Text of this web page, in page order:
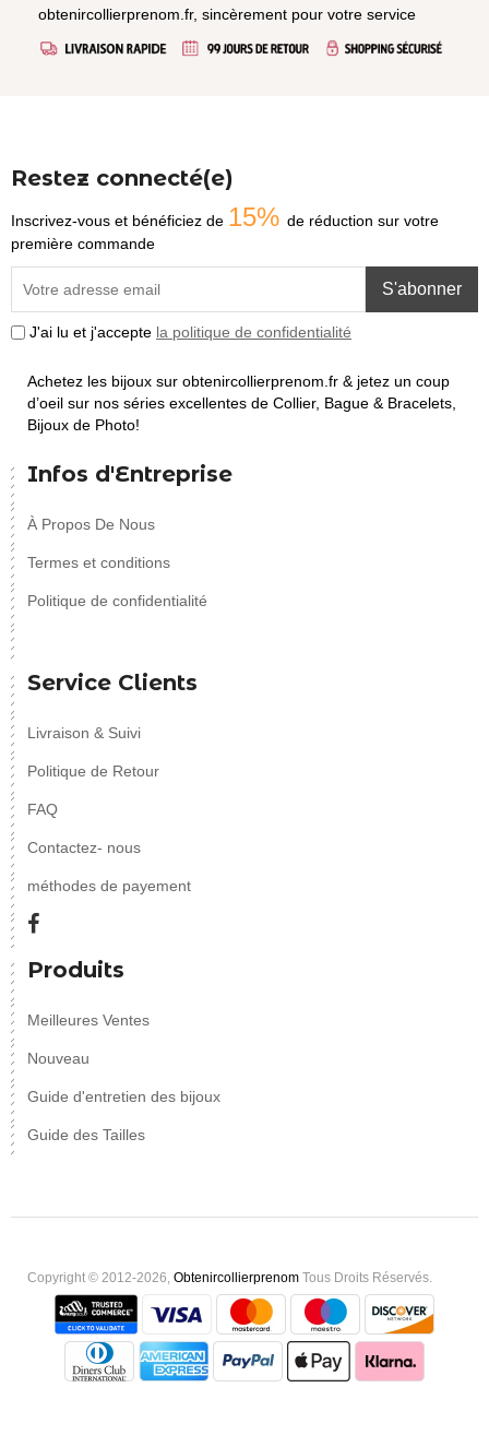
obtenircollierprenom.fr, sincèrement pour votre service
Restez connecté(e)
Inscrivez-vous et bénéficiez de 15% de réduction sur votre
première commande
S'abonner
J'ai lu et j'accepte la politique de confidentialité
Achetez les bijoux sur obtenircollierprenom.fr & jetez un coup
d’oeil sur nos séries excellentes de Collier, Bague & Bracelets,
Bijoux de Photo!
Infos d'Entreprise
À Propos De Nous
Termes et conditions
Politique de confidentialité
Service Clients
Livraison & Suivi
Politique de Retour
FAQ
Contactez- nous
méthodes de payement
Produits
Meilleures Ventes
Nouveau
Guide d'entretien des bijoux
Guide des Tailles
Copyright © 2012-2026, Obtenircollierprenom Tous Droits Réservés.